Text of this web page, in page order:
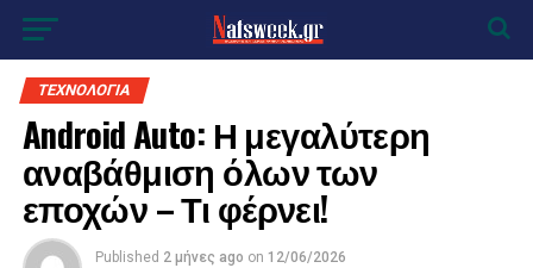
ΤΕΧΝΟΛΟΓΙΑ
Android Auto: Η μεγαλύτερη
αναβάθμιση όλων των
εποχών – Τι φέρνει!
Published 2 μήνες ago on 12/06/2026